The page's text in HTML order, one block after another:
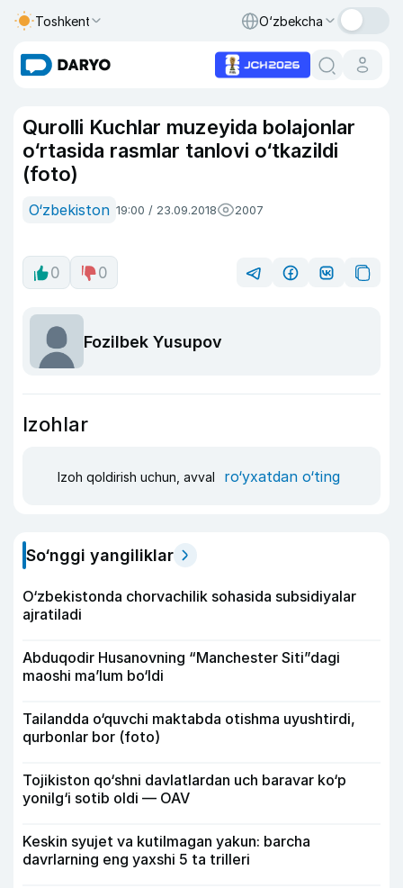
Toshkent O‘zbekcha
Qurolli Kuchlar muzeyida bolajonlar
o‘rtasida rasmlar tanlovi o‘tkazildi
(foto)
O‘zbekiston 19:00 / 23.09.2018 2007
0 0
Fozilbek Yusupov
Izohlar
Izoh qoldirish uchun, avval ro‘yxatdan o‘ting
So‘nggi yangiliklar
O‘zbekistonda chorvachilik sohasida subsidiyalar
ajratiladi
Abduqodir Husanovning “Manchester Siti”dagi
maoshi ma’lum bo‘ldi
Tailandda o‘quvchi maktabda otishma uyushtirdi,
qurbonlar bor (foto)
Tojikiston qo‘shni davlatlardan uch baravar ko‘p
yonilg‘i sotib oldi — OAV
Keskin syujet va kutilmagan yakun: barcha
davrlarning eng yaxshi 5 ta trilleri